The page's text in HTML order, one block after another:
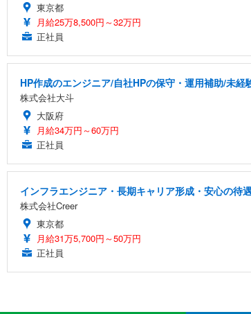
東京都
月給25万8,500円～32万円
正社員
HP作成のエンジニア/自社HPの保守・運用補助/未経
株式会社大斗
大阪府
月給34万円～60万円
正社員
インフラエンジニア・長期キャリア形成・安心の待
株式会社Creer
東京都
月給31万5,700円～50万円
正社員